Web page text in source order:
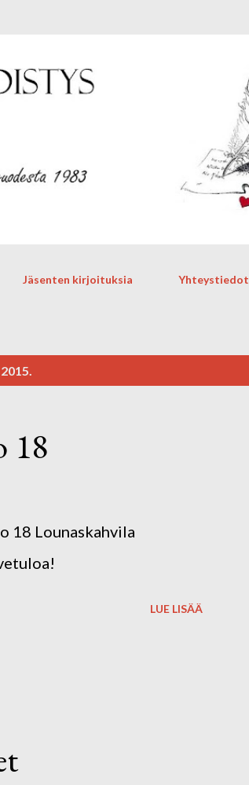
Jäsenten kirjoituksia Yhteystiedot
18
18 Lounaskahvila
LUE LISÄÄ